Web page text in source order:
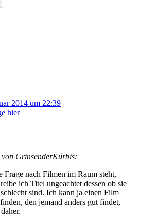
2014 um 22:39
hier
GrinsenderKürbis:
Frage nach Filmen im Raum steht,
ich Titel ungeachtet dessen ob sie
sind. Ich kann ja einen Film
den jemand anders gut findet,